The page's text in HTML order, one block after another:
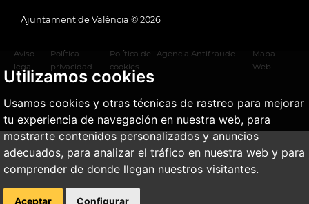
Utilizamos cookies
Usamos cookies y otras técnicas de rastreo para mejorar
tu experiencia de navegación en nuestra web, para
mostrarte contenidos personalizados y anuncios
adecuados, para analizar el tráfico en nuestra web y para
comprender de donde llegan nuestros visitantes.
Aceptar Configurar
Ajuntament de València © 2026
Aviso
legal
Política
privacidad
Política de
cookies
Agencia Antifraude
Mapa
Web